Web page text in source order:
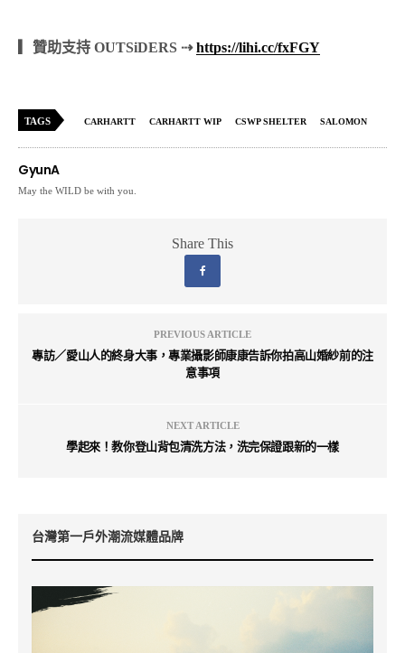
▎贊助支持 OUTSiDERS ⇢https://lihi.cc/fxFGY
TAGS CARHARTT CARHARTT WIP CSWP SHELTER SALOMON
GyunA
May the WILD be with you.
Share This
PREVIOUS ARTICLE
專訪／愛山人的終身大事，專業攝影師康康告訴你拍高山婚紗前的注
意事項
NEXT ARTICLE
學起來！教你登山背包清洗方法，洗完保證跟新的一樣
台灣第一戶外潮流媒體品牌